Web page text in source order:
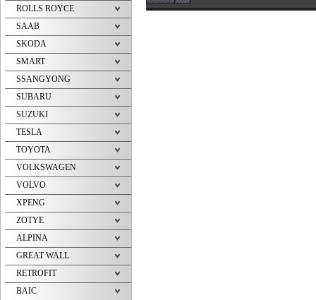
s vozem probíhá nezávisle na
ROLLS ROYCE
SAAB
SKODA
SMART
SSANGYONG
SUBARU
SUZUKI
TESLA
TOYOTA
VOLKSWAGEN
VOLVO
XPENG
ZOTYE
ALPINA
GREAT WALL
RETROFIT
BAIC